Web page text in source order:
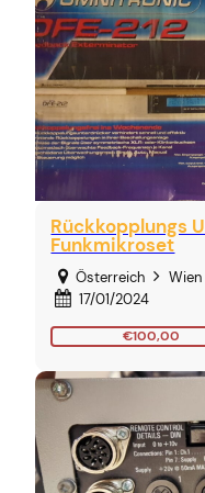
Rückkopplungs
Funkmikroset
Österreich Wien
17/01/2024
€100,00